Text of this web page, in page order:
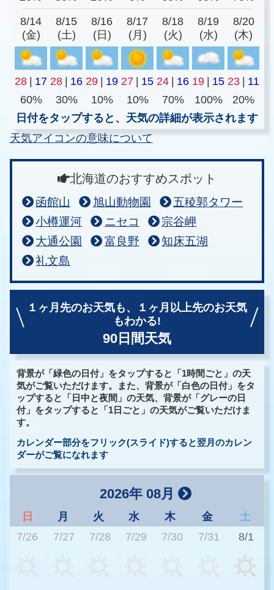
8/14
(金)
8/15
(土)
8/16
(日)
8/17
(月)
8/18
(火)
8/19
(水)
8/20
(木)
28 | 17 28 | 16 29 | 19 27 | 15 24 | 16 19 | 15 23 | 11
60%
30% 10% 10% 70% 100%
20%
日付をタップすると、天気の詳細が表示されます
天気アイコンの意味について
北海道のおすすめスポット
函館山 旭山動物園
五稜郭タワー
小樽運河
ニセコ
宗谷岬
大通公園
富良野
知床五湖
礼文島
１ヶ月先のお天気も、
１ヶ月以上先のお天気
もわかる!
90日間天気
背景が「緑色の日付」をタップすると「1時間ごと」の天
気がご覧いただけます。また、背景が「白色の日付」をタ
ップすると「日中と夜間」の天気、背景が「グレーの日
付」をタップすると「1日ごと」の天気がご覧いただけま
す。
カレンダー部分をフリック(スライド)すると翌月のカレン
ダーがご覧になれます
2026年 08月
日 月 火 水 木 金
土
7/26
7/27 7/28 7/29 7/30 7/31 8/1